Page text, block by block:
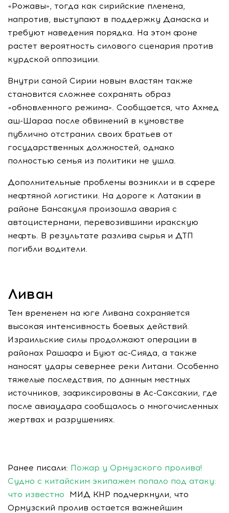
«Рожавы», тогда как сирийские племена,
напротив, выступают в поддержку Дамаска и
требуют наведения порядка. На этом фоне
растет вероятность силового сценария против
курдской оппозиции.
Внутри самой Сирии новым властям также
становится сложнее сохранять образ
«обновленного режима». Сообщается, что Ахмед
аш-Шараа после обвинений в кумовстве
публично отстранил своих братьев от
государственных должностей, однако
полностью семья из политики не ушла.
Дополнительные проблемы возникли и в сфере
нефтяной логистики. На дороге к Латакии в
районе Бансакуля произошла авария с
автоцистернами, перевозившими иракскую
нефть. В результате разлива сырья и ДТП
погибли водители.
Ливан
Тем временем на юге Ливана сохраняется
высокая интенсивность боевых действий.
Израильские силы продолжают операции в
районах Рашафа и Буют ас-Сияда, а также
наносят удары севернее реки Литани. Особенно
тяжелые последствия, по данным местных
источников, зафиксированы в Ас-Саксакии, где
после авиаудара сообщалось о многочисленных
жертвах и разрушениях.
Ранее писали: Пожар у Ормузского пролива!
Судно с китайским экипажем попало под атаку:
что известно МИД КНР подчеркнули, что
Ормузский пролив остается важнейшим